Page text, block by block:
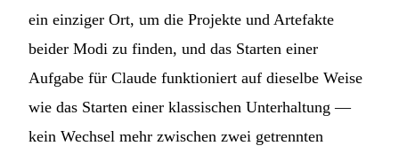
ein einziger Ort, um die Projekte und Artefakte
beider Modi zu finden, und das Starten einer
Aufgabe für Claude funktioniert auf dieselbe Weise
wie das Starten einer klassischen Unterhaltung —
kein Wechsel mehr zwischen zwei getrennten